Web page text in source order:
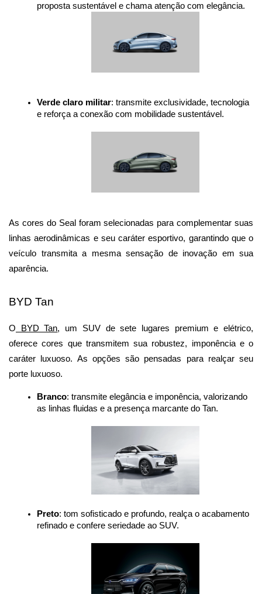
proposta sustentável e chama atenção com elegância.
Verde claro militar: transmite exclusividade, tecnologia
e reforça a conexão com mobilidade sustentável.
As cores do Seal foram selecionadas para complementar suas
linhas aerodinâmicas e seu caráter esportivo, garantindo que o
veículo transmita a mesma sensação de inovação em sua
aparência.
BYD Tan
O BYD Tan, um SUV de sete lugares premium e elétrico,
oferece cores que transmitem sua robustez, imponência e o
caráter luxuoso. As opções são pensadas para realçar seu
porte luxuoso.
Branco: transmite elegância e imponência, valorizando
as linhas fluidas e a presença marcante do Tan.
Preto: tom sofisticado e profundo, realça o acabamento
refinado e confere seriedade ao SUV.